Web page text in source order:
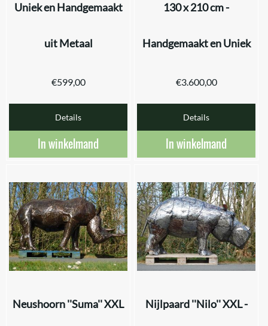
Uniek en Handgemaakt
uit Metaal
€599,00
Details
In winkelmand
130 x 210 cm -
Handgemaakt en Uniek
€3.600,00
Details
In winkelmand
Neushoorn ''Suma'' XXL Nijlpaard ''Nilo'' XXL -